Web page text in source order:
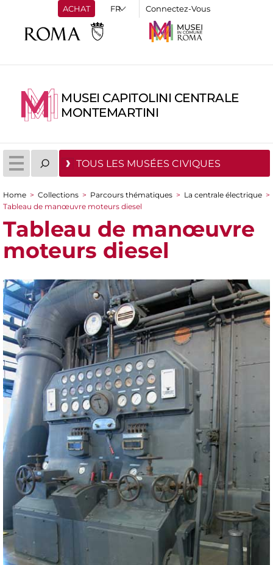
ACHAT Connectez-Vous
MUSEI CAPITOLINI CENTRALE
MONTEMARTINI
TOUS LES MUSÉES CIVIQUES
You are here
Home > Collections > Parcours thématiques > La centrale électrique >
Tableau de manœuvre moteurs diesel
Tableau de manœuvre
moteurs diesel